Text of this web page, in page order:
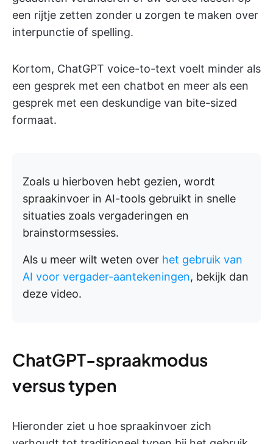
een rijtje zetten zonder u zorgen te maken over
interpunctie of spelling.
Kortom, ChatGPT voice-to-text voelt minder als
een gesprek met een chatbot en meer als een
gesprek met een deskundige van bite-sized
formaat.
Zoals u hierboven hebt gezien, wordt
spraakinvoer in AI-tools gebruikt in snelle
situaties zoals vergaderingen en
brainstormsessies.
Als u meer wilt weten over het gebruik van
AI voor vergader-aantekeningen, bekijk dan
deze video.
ChatGPT-spraakmodus
versus typen
Hieronder ziet u hoe spraakinvoer zich